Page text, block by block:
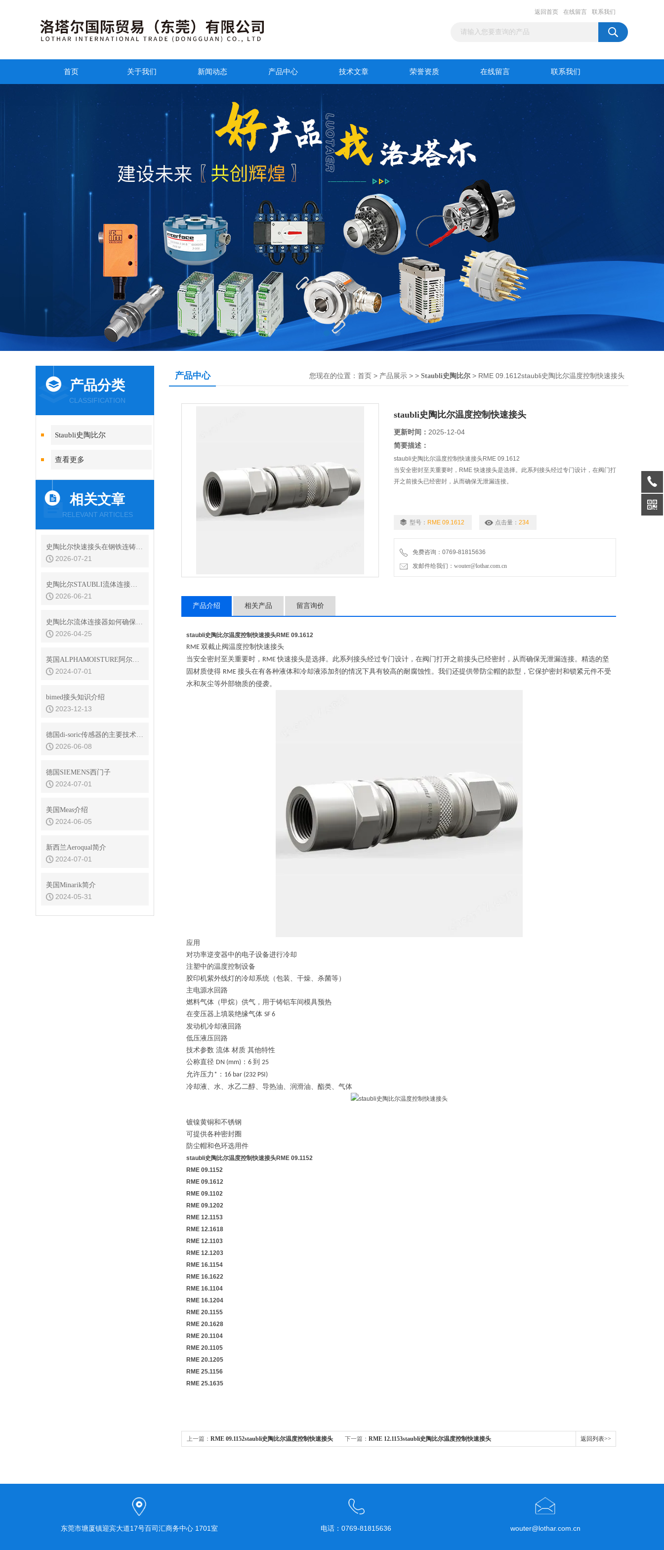
返回首页 在线留言 联系我们
首页 关于我们 新闻动态 产品中心 技术文章 荣誉资质 在线留言 联系我们
产品分类
CLASSIFICATION
Staubli史陶比尔
查看更多
相关文章
RELEVANT ARTICLES
史陶比尔快速接头在钢铁连铸设备结晶器冷却水快换中的耐振动性
2026-07-21
史陶比尔STAUBLI流体连接器的平面阀技术与无滴漏设计
2026-06-21
史陶比尔流体连接器如何确保连接处的密封？
2026-04-25
英国ALPHAMOISTURE阿尔法简介
2024-07-01
bimed接头知识介绍
2023-12-13
德国di-soric传感器的主要技术优势是什么
2026-06-08
德国SIEMENS西门子
2024-07-01
美国Meas介绍
2024-06-05
新西兰Aeroqual简介
2024-07-01
美国Minarik简介
2024-05-31
产品中心 您现在的位置： 首页 > 产品展示 > > Staubli史陶比尔 > RME 09.1612staubli史陶比尔温度控制快速接头
staubli史陶比尔温度控制快速接头
更新时间： 2025-12-04
简要描述：
staubli史陶比尔温度控制快速接头RME 09.1612
当安全密封至关重要时，RME 快速接头是选择。此系列接头经过专门设计，在阀门打
开之前接头已经密封，从而确保无泄漏连接。
型号： RME 09.1612 点击量： 234
免费咨询：0769-81815636
发邮件给我们：wouter@lothar.com.cn
产品介绍 相关产品 留言询价
staubli史陶比尔温度控制快速接头RME 09.1612
RME 双截止阀温度控制快速接头
当安全密封至关重要时， RME快速接头是选择。此系列接头经过专门设计，在阀门打开之前接头已经密封，从而确保无泄漏连接。精选的坚
固材质使得 RME 接头在有各种液体和冷却液添加剂的情况下具有较高的耐腐蚀性。我们还提供带防尘帽的款型，它保护密封和锁紧元件不受
水和灰尘等外部物质的侵袭。
应用
对功率逆变器中的电子设备进行冷却
注塑中的温度控制设备
胶印机紫外线灯的冷却系统（包装、干燥、杀菌等）
主电源水回路
燃料气体（甲烷）供气，用于铸铝车间模具预热
在变压器上填装绝缘气体 SF 6
发动机冷却液回路
低压液压回路
技术参数 流体 材质 其他特性
公称直径 DN (mm) ： 6 到 25
允许压力 * ： 16 bar (232 PSI)
冷却液、水、水乙二醇、导热油、润滑油、酯类、气体
镀镍黄铜和不锈钢
可提供各种密封圈
防尘帽和色环选用件
staubli史陶比尔温度控制快速接头RME 09.1152
RME 09.1152
RME 09.1612
RME 09.1102
RME 09.1202
RME 12.1153
RME 12.1618
RME 12.1103
RME 12.1203
RME 16.1154
RME 16.1622
RME 16.1104
RME 16.1204
RME 20.1155
RME 20.1628
RME 20.1104
RME 20.1105
RME 20.1205
RME 25.1156
RME 25.1635
上一篇： RME 09.1152staubli史陶比尔温度控制快速接头 下一篇： RME 12.1153staubli史陶比尔温度控制快速接头 返回列表>>
东莞市塘厦镇迎宾大道17号百司汇商务中心 1701室 电话：0769-81815636 wouter@lothar.com.cn